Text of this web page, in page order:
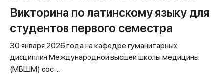
Викторина по латинскому языку для
студентов первого семестра
30 января 2026 года на кафедре гуманитарных
дисциплин Международной высшей школы медицины
(МВШМ) сос ...